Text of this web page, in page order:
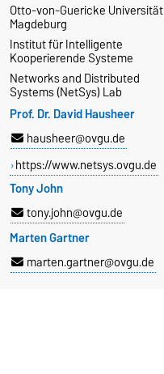
Otto-von-Guericke Universität
Magdeburg
Institut für Intelligente
Kooperierende Systeme
Networks and Distributed
Systems (NetSys) Lab
Prof. Dr. David Hausheer
hausheer@ovgu.de
https://www.netsys.ovgu.de
Tony John
tony.john@ovgu.de
Marten Gartner
marten.gartner@ovgu.de